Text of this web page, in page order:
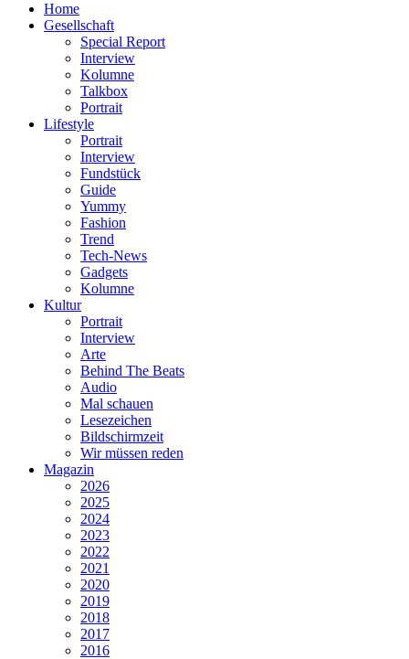
Home
Gesellschaft
Special Report
Interview
Kolumne
Talkbox
Portrait
Lifestyle
Portrait
Interview
Fundstück
Guide
Yummy
Fashion
Trend
Tech-News
Gadgets
Kolumne
Kultur
Portrait
Interview
Arte
Behind The Beats
Audio
Mal schauen
Lesezeichen
Bildschirmzeit
Wir müssen reden
Magazin
2026
2025
2024
2023
2022
2021
2020
2019
2018
2017
2016